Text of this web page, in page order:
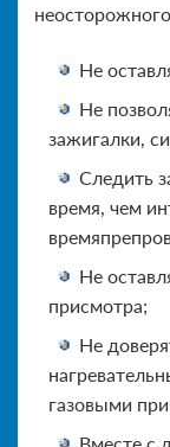
Не
Не
зажигалки,
Следить
время, чем
Не
присмотра;
Не
газовыми